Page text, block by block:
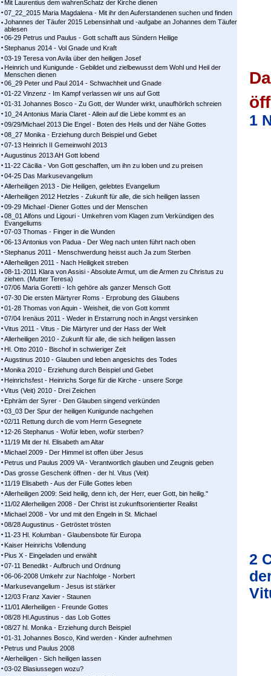
Mit Laurentius dem wahrenSchatz der Kirche dienen
07_22_2015 Maria Magdalena - Mit ihr den Auferstandenen suchen und finden
Johannes der Täufer 2015 Lebensinhalt und -aufgabe an Johannes dem Täufer
ablesen
06-29 Petrus und Paulus - Gott schafft aus Sündern Heilige
Stephanus 2014 - Vol Gnade und Kraft
03-19 Teresa von Avila über den heiligen Josef
Heinrich und Kunigunde - Gebildet und zielbewusst dem Wohl und Heil der
Menschen dienen
06_29 Peter und Paul 2014 - Schwachheit und Gnade
01-22 Vinzenz - Im Kampf ver­las­sen wir uns auf Gott
01-31 Johannes Bosco - Zu Gott, der Wunder wirkt, unaufhörlich schreien
10_24 Antonius Maria Claret - Allein auf die Liebe kommt es an
09/29/Michael 2013 Die Engel - Boten des Heils und der Nähe Gottes
08_27 Monika - Erziehung durch Beispiel und Gebet
07-13 Heinrich II Gemeinwohl 2013
Augustinus 2013 AH Gott lobend
11-22 Cäcilia - Von Gott geschaffen, um ihn zu loben und zu preisen
04-25 Das Markusevangelium
Allerheiligen 2013 - Die Heiligen, gelebtes Evangelium
Allerheiligen 2012 Hetzles - Zukunft für alle, die sich heiligen lassen
09-29 Michael -Diener Gottes und der Menschen
08_01 Alfons und Ligouri - Umkehren vom Klagen zum Verkündigen des
Evangeliums
07-03 Thomas - Finger in die Wunden
06-13 Antonius von Padua - Der Weg nach unten führt nach oben
Stephanus 2011 - Menschwerdung heisst auch Ja zum Sterben
Allerheiligen 2011 - Nach Heiligkeit streben
08-11-2011 Klara von Assisi - Absolute Armut, um die Armen zu Christus zu
ziehen. (Mutter Teresa)
07/06 Maria Goretti - Ich gehöre als ganzer Mensch Gott
07-30 Die ersten Märtyrer Roms - Erprobung des Glaubens
01-28 Thomas von Aquin - Weisheit, die von Gott kommt
07/04 Irenäus 2011 - Weder in Erstarrung noch in Angst versinken
Vitus 2011 - Vitus - Die Märtyrer und der Hass der Welt
Allerheiligen 2010 - Zukunft für alle, die sich heiligen lassen
Hl. Otto 2010 - Bischof in schwieriger Zeit
Augstinus 2010 - Glauben und leben angesichts des Todes
Monika 2010 - Erziehung durch Beispiel und Gebet
Heinrichsfest - Heinrichs Sorge für die Kirche - unsere Sorge
Vitus (Veit) 2010 - Drei Zeichen
Ephräm der Syrer - Den Glauben singend verkünden
03_03 Der Spur der heiligen Kunigunde nachgehen
02/11 Rettung durch die vom Herrn Gesegnete
12-26 Stephanus - Wofür leben, wofür sterben?
11/19 Mit der hl. Elisabeth am Altar
Michael 2009 - Der Himmel ist offen über Jesus
Petrus und Paulus 2009 VA - Verantwortlich glauben und Zeugnis geben
Das grosse Geschenk öffnen - der hl. Vitus (Veit)
11/19 Elisabeth - Aus der Fülle Gottes leben
Allerheiligen 2009: Seid heilig, denn ich, der Herr, euer Gott, bin heilig."
11/02 Allerheiligen 2008 - Der Christ ist zukunftsorientierter Realist
Michael 2008 - Vor und mit den Engeln in St. Michael
08/28 Augustinus - Getröstet trösten
11-23 Hl. Kolumban - Glaubensbote für Europa
Kaiser Heinrichs Vollendung
Pius X - Eingeladen und erwählt
07-11 Benedikt - Aufbruch und Ordnung
06-06-2008 Umkehr zur Nachfolge - Norbert
Markusevangelium - Jesus ist stärker
12/03 Franz Xavier - Staunen
11/01 Allerheiligen - Freunde Gottes
08/28 Hl.Agustinus - das Lob Gottes
08/27 hl. Monika - Erziehung durch Beispiel
01-31 Johannes Bosco, Kind werden - Kinder aufnehmen
Petrus und Paulus 2008
Alerheiligen - Sich heiligen lassen
03-02 Blasiussegen wozu?
1
2